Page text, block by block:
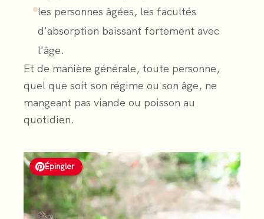
les personnes âgées, les facultés
d'absorption baissant fortement avec
l'âge.
Et de manière générale, toute personne,
quel que soit son régime ou son âge, ne
mangeant pas viande ou poisson au
quotidien.
Épingler